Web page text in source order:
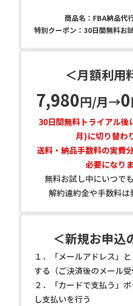
商品名：FBA納品代
特別クーポン：30日間無料お
＜月額利用
7,980円/月→0
30日間無料トライアル
月)に切り替わ
送料・納品手数料の実費
必要になり
無料お試し中にいつで
解約違約金や手数料は
＜新規お申込
１．「メールアドレス」
する（ご決済後のメール受
２．「カードで支払う」
し支払いを行う